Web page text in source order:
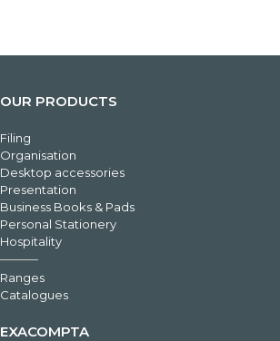
OUR PRODUCTS
Filing
Organisation
Desktop accessories
Presentation
Business Books & Pads
Personal Stationery
Hospitality
Ranges
Catalogues
EXACOMPTA